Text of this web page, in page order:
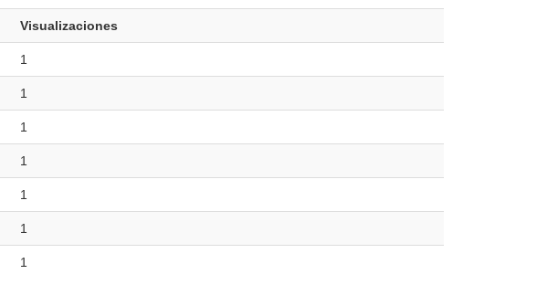
Visualizaciones
1
1
1
1
1
1
1